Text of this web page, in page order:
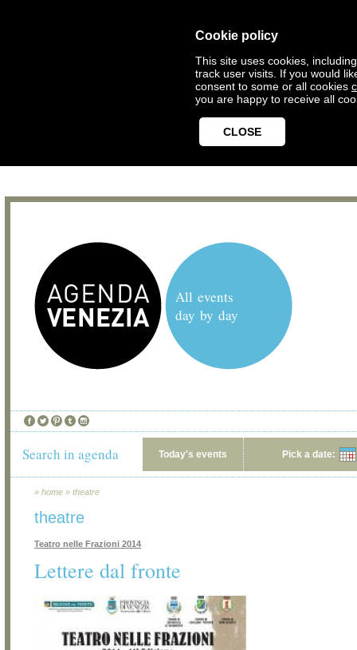
Cookie policy
This site uses cookies,
track user visits. If you would
consent to some or all cookies
you are happy to receive all
CLOSE
All events
day by day
Search in agenda Today's events Pick a date:
» home » theatre
theatre
Teatro nelle Frazioni 2014
Lettere dal fronte